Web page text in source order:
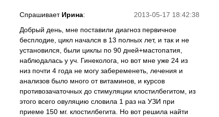
2013-05-17 18:42:38
Спрашивает Ирина:
Добрый день, мне поставили диагноз первичное
бесплодие, цикл начался в 13 полных лет, и так и не
установился, были циклы по 90 дней+мастопатия,
наблюдалась у уч. Гинеколога, но вот мне уже 24 из
низ почти 4 года не могу забеременеть, лечения и
анализов было много от витаминов, и курсов
противозачаточных до стимуляции клостилбегитом, из
этого всего овуляцию словила 1 раз на УЗИ при
приеме 150 мг. клостилбегита. Но вот решила найти